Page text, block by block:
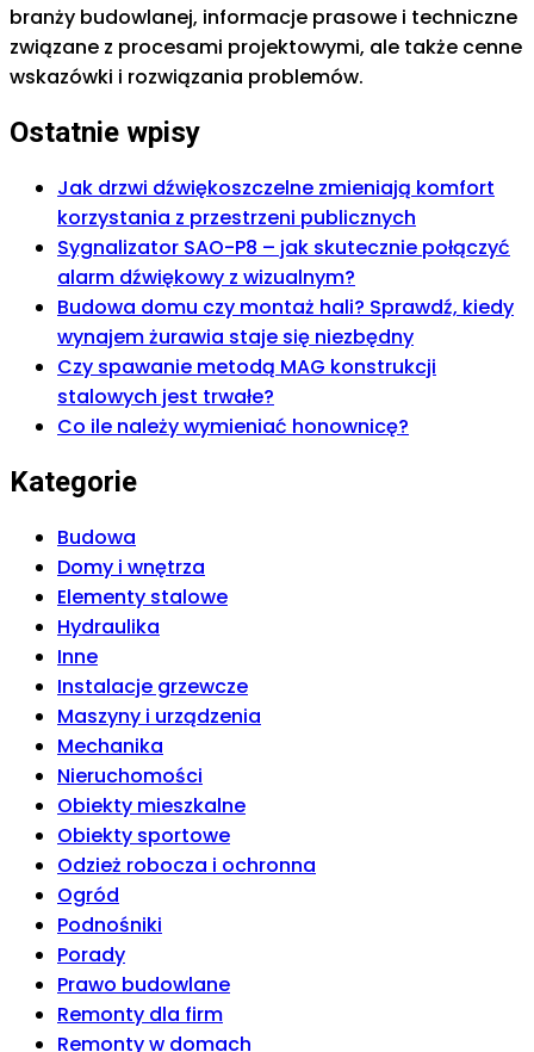
branży budowlanej, informacje prasowe i techniczne
związane z procesami projektowymi, ale także cenne
wskazówki i rozwiązania problemów.
Ostatnie wpisy
Jak drzwi dźwiękoszczelne zmieniają komfort
korzystania z przestrzeni publicznych
Sygnalizator SAO-P8 – jak skutecznie połączyć
alarm dźwiękowy z wizualnym?
Budowa domu czy montaż hali? Sprawdź, kiedy
wynajem żurawia staje się niezbędny
Czy spawanie metodą MAG konstrukcji
stalowych jest trwałe?
Co ile należy wymieniać honownicę?
Kategorie
Budowa
Domy i wnętrza
Elementy stalowe
Hydraulika
Inne
Instalacje grzewcze
Maszyny i urządzenia
Mechanika
Nieruchomości
Obiekty mieszkalne
Obiekty sportowe
Odzież robocza i ochronna
Ogród
Podnośniki
Porady
Prawo budowlane
Remonty dla firm
Remonty w domach